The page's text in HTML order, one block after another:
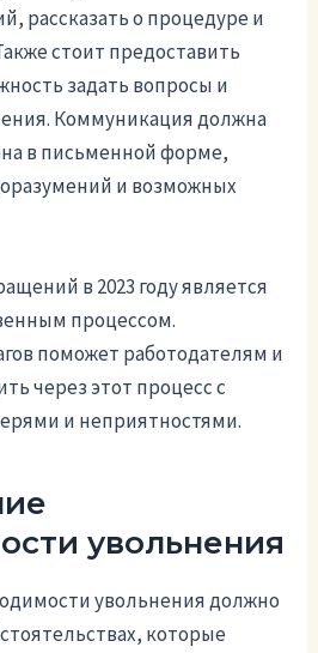
рассказать о процедуре и
стоит предоставить
задать вопросы и
Коммуникация должна
в письменной форме,
и возможных
в 2023 году является
процессом.
поможет работодателям и
через этот процесс с
и неприятностями.
увольнения
увольнения должно
которые